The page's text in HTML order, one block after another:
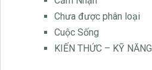
Chưa được phân loại
Cuộc Sống
KIẾN THỨC – KỸ NĂNG